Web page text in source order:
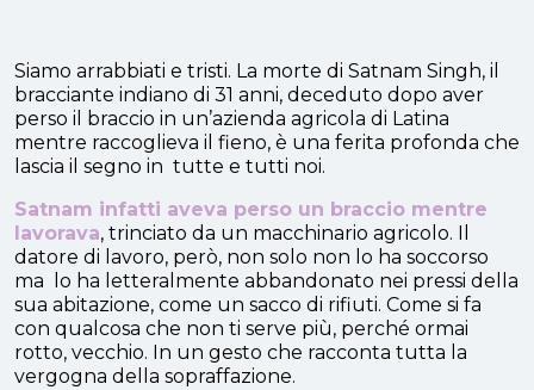
Siamo arrabbiati e tristi. La morte di Satnam Singh, il
bracciante indiano di 31 anni, deceduto dopo aver
perso il braccio in un’azienda agricola di Latina
mentre raccoglieva il fieno, è una ferita profonda che
lascia il segno in tutte e tutti noi.
Satnam infatti aveva perso un braccio mentre
lavorava, trinciato da un macchinario agricolo. Il
datore di lavoro, però, non solo non lo ha soccorso
ma lo ha letteralmente abbandonato nei pressi della
sua abitazione, come un sacco di rifiuti. Come si fa
con qualcosa che non ti serve più, perché ormai
rotto, vecchio. In un gesto che racconta tutta la
vergogna della sopraffazione.